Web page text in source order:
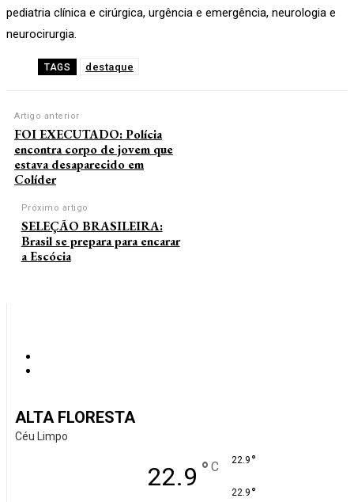
pediatria clínica e cirúrgica, urgência e emergência, neurologia e
neurocirurgia.
TAGS destaque
Artigo anterior
FOI EXECUTADO: Polícia
encontra corpo de jovem que
estava desaparecido em
Colíder
Próximo artigo
SELEÇÃO BRASILEIRA:
Brasil se prepara para encarar
a Escócia
ALTA FLORESTA
Céu Limpo
22.9 ° C 22.9 °
22.9 °